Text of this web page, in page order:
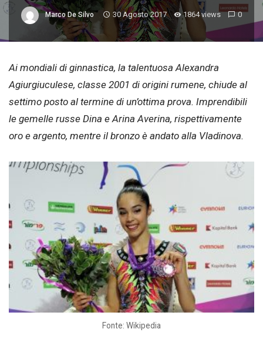
Marco De Silvo 30 Agosto 2017 1864 views 0
Ai mondiali di ginnastica, la talentuosa Alexandra
Agiurgiuculese, classe 2001 di origini rumene, chiude al
settimo posto al termine di un’ottima prova. Imprendibili
le gemelle russe Dina e Arina Averina, rispettivamente
oro e argento, mentre il bronzo è andato alla Vladinova.
Fonte: Wikipedia